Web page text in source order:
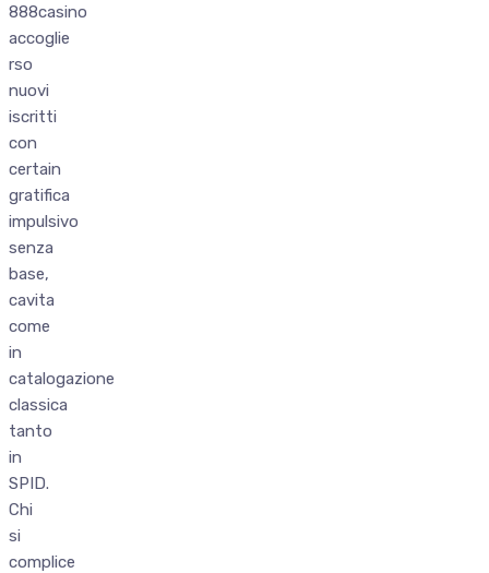
888casino
accoglie
rso
nuovi
iscritti
con
certain
gratifica
impulsivo
senza
base,
cavita
come
in
catalogazione
classica
tanto
in
SPID.
Chi
si
complice